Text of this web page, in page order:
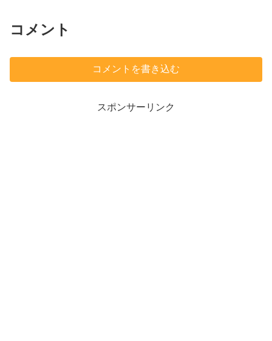
コメント
コメントを書き込む
スポンサーリンク